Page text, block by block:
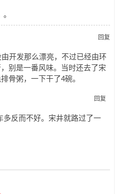
回复
开发那么漂亮，不过已经由环
别是一番风味。当时还去了宋
骨粥，一下干了4碗。
回复
反而不好。宋井就路过了一